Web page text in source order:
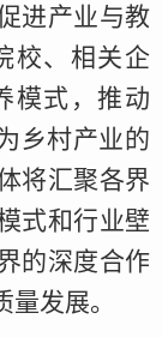
进产业与教
校、相关企
模式，推动
乡村产业的
将汇聚各界
式和行业壁
的深度合作
发展。